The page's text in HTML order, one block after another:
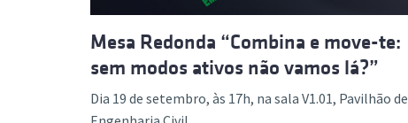
Mesa Redonda “Combina e move-te:
sem modos ativos não vamos lá?”
Dia 19 de setembro, às 17h, na sala V1.01, Pavilhão de